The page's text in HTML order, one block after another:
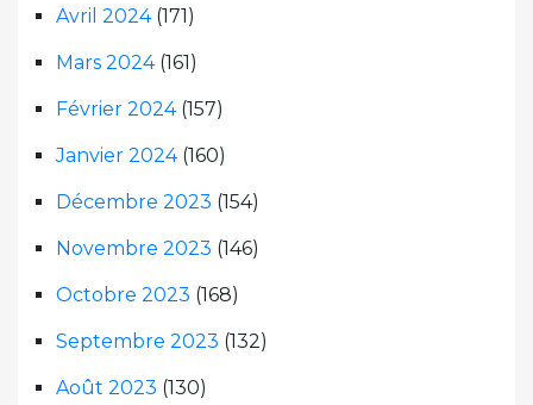
Avril 2024(171)
Mars 2024(161)
Février 2024(157)
Janvier 2024(160)
Décembre 2023 (154)
Novembre 2023 (146)
Octobre 2023 (168)
Septembre 2023 (132)
Août 2023 (130)